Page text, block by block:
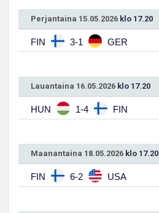
Perjantaina 15.05.2026 klo 17.20
FIN 3-1 GER
Lauantaina 16.05.2026 klo 17.20
HUN 1-4 FIN
Maanantaina 18.05.2026 klo 17.20
FIN 6-2 USA